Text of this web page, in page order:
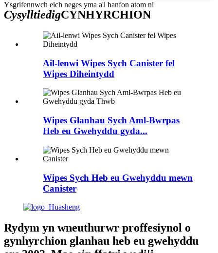
Ysgrifennwch eich neges yma a'i hanfon atom ni
CysylltiedigCYNHYRCHION
Ail-lenwi Wipes Sych Canister fel
Wipes Diheintydd
Wipes Glanhau Sych Aml-Bwrpas
Heb eu Gwehyddu gyda...
Wipes Sych Heb eu Gwehyddu mewn
Canister
Rydym yn wneuthurwr proffesiynol o
gynhyrchion glanhau heb eu gwehyddu